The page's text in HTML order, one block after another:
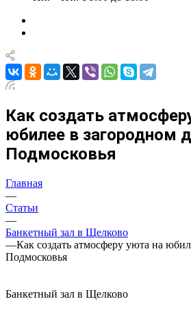
Как создать
юбилее в загородном
Подмосковья
Главная
—
Статьи
—
Банкетный зал в Щелково
—Как создать атмосферу уюта на
Подмосковья
Банкетный зал в Щелково